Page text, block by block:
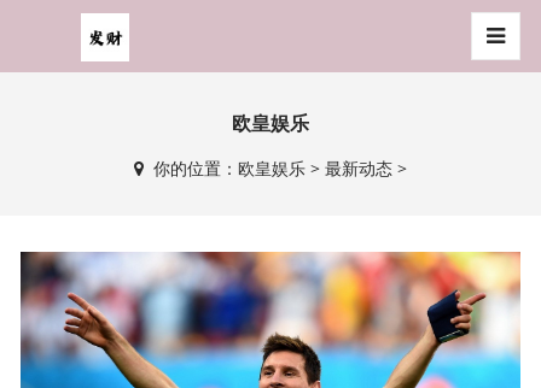
欧皇娱乐
你的位置： 欧皇娱乐> 最新动态>